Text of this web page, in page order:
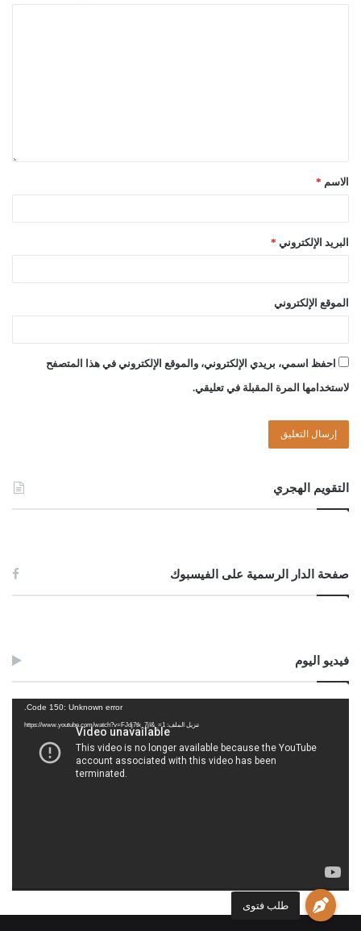
طلب فتوى
الاسم *
البريد الإلكتروني *
الموقع الإلكتروني
احفظ اسمي، بريدي الإلكتروني، والموقع الإلكتروني في هذا المتصفح
لاستخدامها المرة المقبلة في تعليقي.
التقويم الهجري
صفحة الدار الرسمية على الفيسبوك
فيديو اليوم
Code 150: Unknown error.
تنزيل الملف: https://www.youtube.com/watch?v=FJdj7tk_7jI&_=1